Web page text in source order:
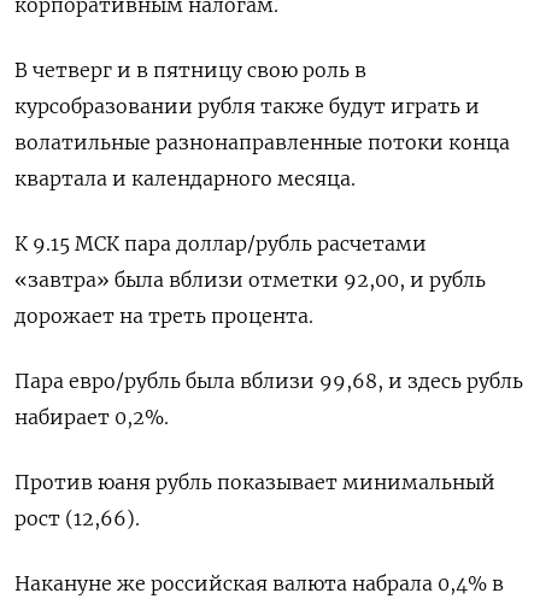
корпоративным налогам.
В четверг и в пятницу свою роль в
курсобразовании рубля также будут играть и
волатильные разнонаправленные потоки конца
квартала и календарного месяца.
К 9.15 МСК пара доллар/рубль расчетами
«завтра» была вблизи отметки 92,00, и рубль
дорожает на треть процента.
Пара евро/рубль была вблизи 99,68, и здесь рубль
набирает 0,2%.
Против юаня рубль показывает минимальный
рост (12,66).
Накануне же российская валюта набрала 0,4% в